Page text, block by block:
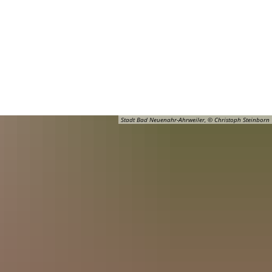
Stadt Bad Neuenahr-Ahrweiler, © Christoph Steinborn